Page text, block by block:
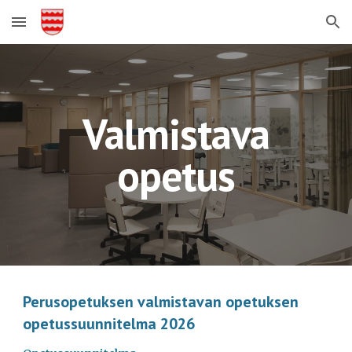
Skip to main content Skip to navigation
Valmistava
opetus
Perusopetuksen valmistavan opetuksen
opetussuunnitelma 2026